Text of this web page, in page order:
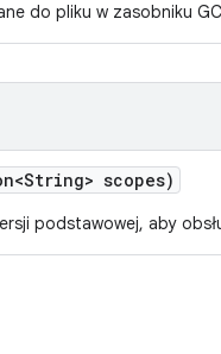
do pliku w zasobniku
scopes)
podstawowej, aby